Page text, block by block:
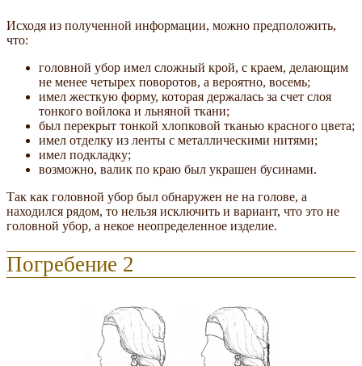
Исходя из полученной информации, можно предположить,
что:
головной убор имел сложный крой, с краем, делающим
не менее четырех поворотов, а вероятно, восемь;
имел жесткую форму, которая держалась за счет слоя
тонкого войлока и льняной ткани;
был перекрыт тонкой хлопковой тканью красного цвета;
имел отделку из ленты с металлическими нитями;
имел подкладку;
возможно, валик по краю был украшен бусинами.
Так как головной убор был обнаружен не на голове, а
находился рядом, то нельзя исключить и вариант, что это не
головной убор, а некое неопределенное изделие.
Погребение 2